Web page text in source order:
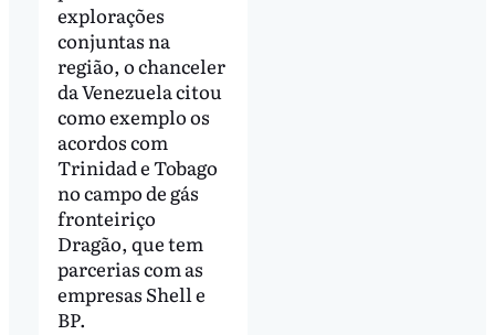
explorações
conjuntas na
região, o chanceler
da Venezuela citou
como exemplo os
acordos com
Trinidad e Tobago
no campo de gás
fronteiriço
Dragão, que tem
parcerias com as
empresas Shell e
BP.